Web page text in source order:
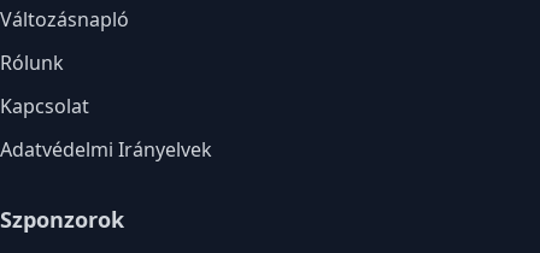
Változásnapló
Rólunk
Kapcsolat
Adatvédelmi Irányelvek
Szponzorok